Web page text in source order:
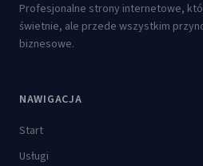
Profesjonalne strony internetowe,
świetnie, ale przede wszystkim
biznesowe.
NAWIGACJA
Start
Usługi